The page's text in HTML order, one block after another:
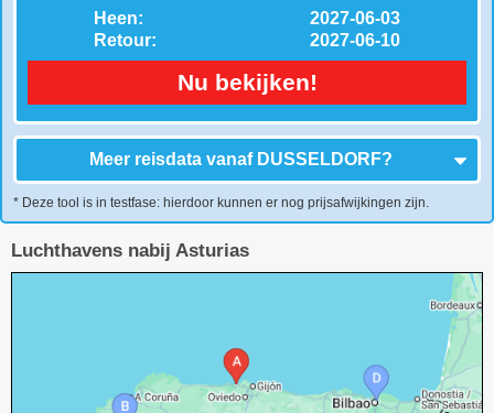
Heen:
Retour:
2027-06-03
2027-06-10
Nu bekijken!
Meer reisdata vanaf DUSSELDORF?
* Deze tool is in testfase: hierdoor kunnen er nog prijsafwijkingen zijn.
Luchthavens nabij Asturias